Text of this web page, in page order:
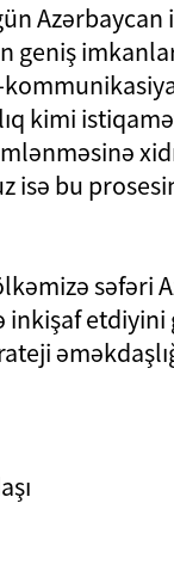
Azərbaycan
geniş
kimi
isə bu
səfəri
etdiyini